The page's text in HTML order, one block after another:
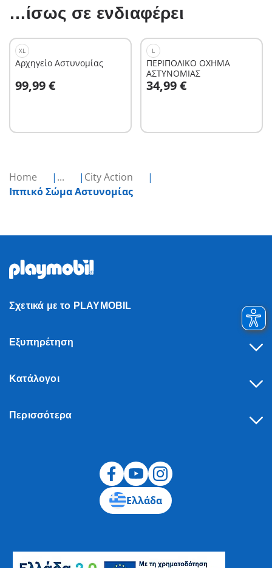
Home ...
City Action
Ιππικό Σώμα Αστυνομίας
…ίσως σε ενδιαφέρει
XL
Αρχηγείο Αστυνομίας
99,99 €
L
ΠΕΡΙΠΟΛΙΚΟ ΟΧΗΜΑ
ΑΣΤΥΝΟΜΙΑΣ
34,99 €
Στο καλάθι
Σχετικά με το PLAYMOBIL
Εξυπηρέτηση
Κατάλογοι
Περισσότερα
Ελλάδα